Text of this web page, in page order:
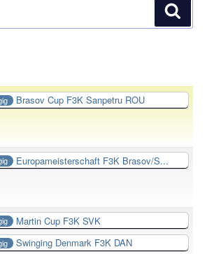
Brasov Cup F3K Sanpetru ROU
Europameisterschaft F3K Brasov/S...
Martin Cup F3K SVK
Swinging Denmark F3K DAN